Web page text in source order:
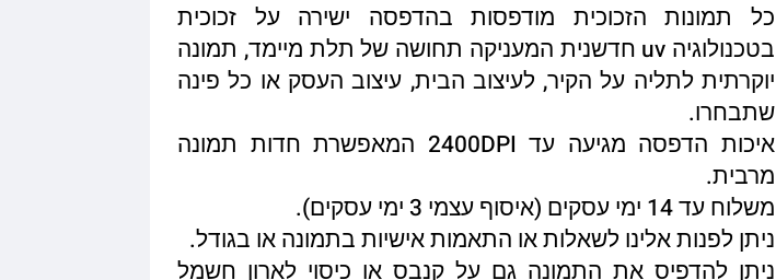
כל תמונות הזכוכית מודפסות בהדפסה ישירה על זכוכית
בטכנולוגיה uv חדשנית המעניקה תחושה של תלת מיימד, תמונה
יוקרתית לתליה על הקיר, לעיצוב הבית, עיצוב העסק או כל פינה
שתבחרו.
איכות הדפסה מגיעה עד 2400DPI המאפשרת חדות תמונה
מרבית.
משלוח עד 14 ימי עסקים (איסוף עצמי 3 ימי עסקים).
ניתן לפנות אלינו לשאלות או התאמות אישיות בתמונה או בגודל.
ניתן להדפיס את התמונה גם על קנבס או כיסוי לארון חשמל